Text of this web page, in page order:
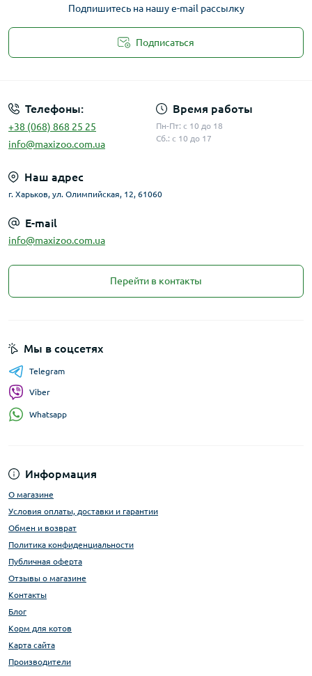
Подпишитесь на нашу e-mail рассылку
Подписаться
Телефоны:
+38 (068) 868 25 25
info@maxizoo.com.ua
Время работы
Пн-Пт: с 10 до 18
Сб.: с 10 до 17
Наш адрес
г. Харьков, ул. Олимпийская, 12, 61060
E-mail
info@maxizoo.com.ua
Перейти в контакты
Информация
О магазине
Условия оплаты, доставки и гарантии
Обмен и возврат
Политика конфиденциальности
Публичная оферта
Отзывы о магазине
Контакты
Блог
Корм для котов
Карта сайта
Производители
Мы в соцсетях
Telegram
Viber
Whatsapp